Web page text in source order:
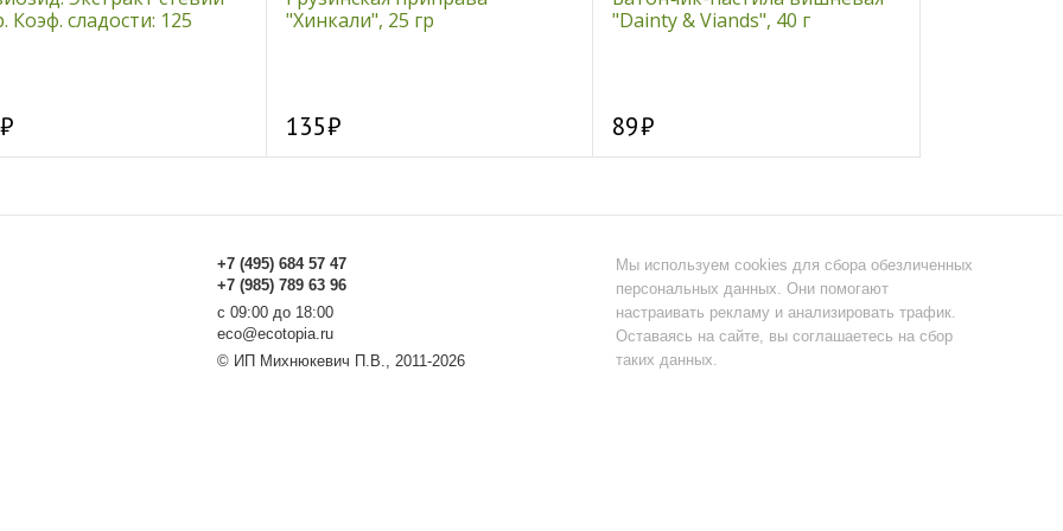
Коэф. сладости: 125
"Хинкали", 25 гр
135
"Dainty & Viands", 40 г
89
+7 (495) 684 57 47
+7 (985) 789 63 96
с 09:00 до 18:00
eco@ecotopia.ru
© ИП Михнюкевич П.В., 2011-2026
Мы используем cookies для сбора обезличенных
персональных данных. Они помогают
настраивать рекламу и анализировать трафик.
Оставаясь на сайте, вы соглашаетесь на сбор
таких данных.